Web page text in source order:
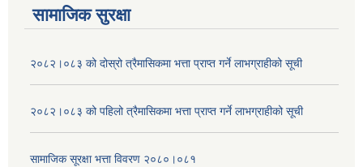
सामाजिक सुरक्षा
२०८२।०८३ को दोस्रो त्रैमासिकमा भत्ता प्राप्‍त गर्ने लाभग्राहीको सूची
२०८२।०८३ को पहिलो त्रैमासिकमा भत्ता प्राप्‍त गर्ने लाभग्राहीको सूची
सामाजिक सूरक्षा भत्ता विवरण २०८०।०८१